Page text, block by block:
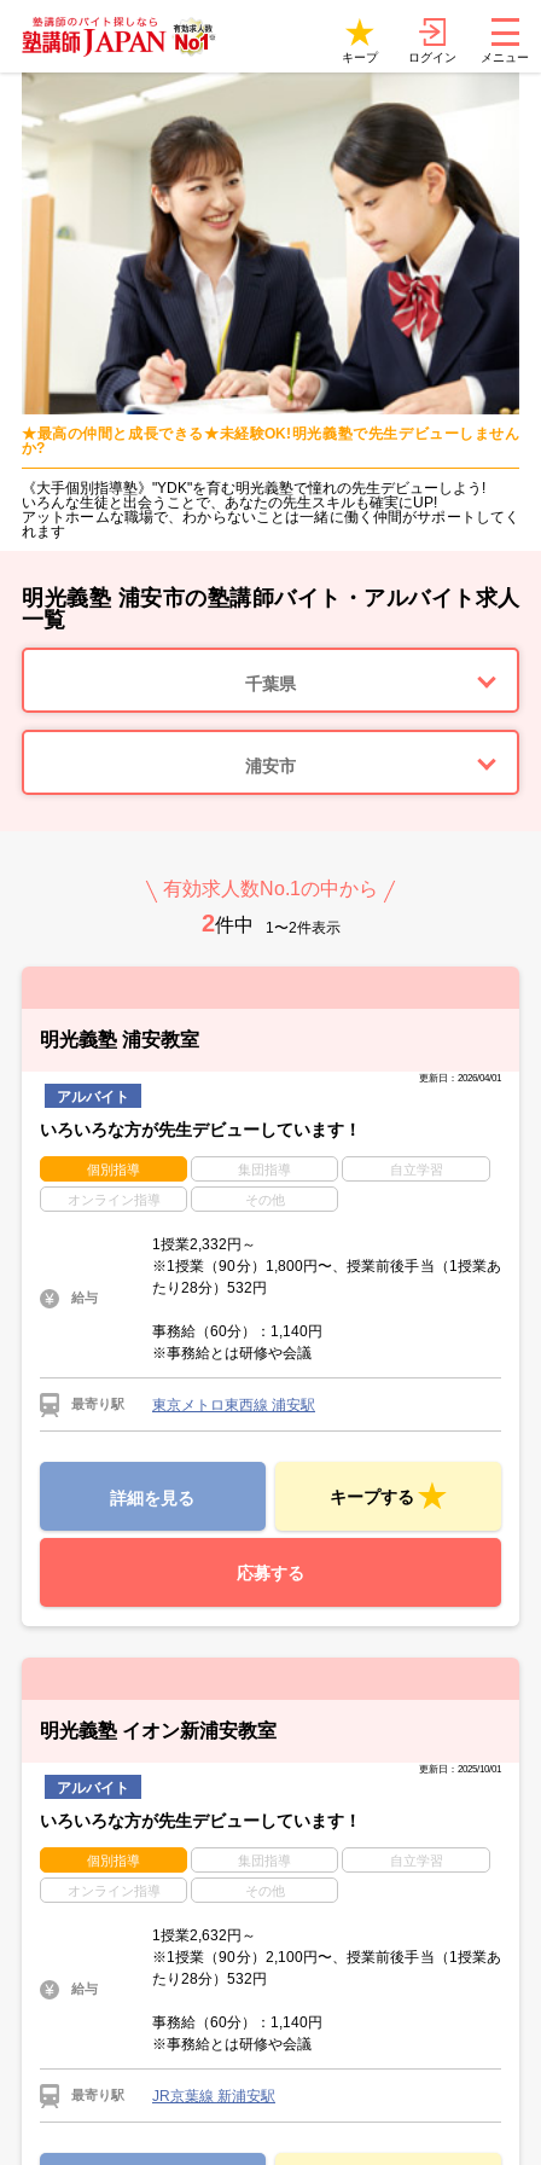
キープ ログイン メニュー
★最高の仲間と成長できる★未経験OK!明光義塾で先生デビューしません
か?
《大手個別指導塾》"YDK"を育む明光義塾で憧れの先生デビューしよう!
いろんな生徒と出会うことで、あなたの先生スキルも確実にUP!
アットホームな職場で、わからないことは一緒に働く仲間がサポートしてく
れます
明光義塾 浦安市の塾講師バイト・アルバイト求人
一覧
千葉県
浦安市
有効求人数No.1の中から
2件中 1〜2件表示
明光義塾 浦安教室
更新日：2026/04/01
アルバイト
いろいろな方が先生デビューしています！
個別指導 集団指導 自立学習
オンライン指導 その他
給与
1授業2,332円～
※1授業（90分）1,800円〜、授業前後手当（1授業あ
たり28分）532円
事務給（60分）：1,140円
※事務給とは研修や会議
最寄り駅 東京メトロ東西線 浦安駅
詳細を見る キープする
応募する
明光義塾 イオン新浦安教室
更新日：2025/10/01
アルバイト
いろいろな方が先生デビューしています！
個別指導 集団指導 自立学習
オンライン指導 その他
給与
1授業2,632円～
※1授業（90分）2,100円〜、授業前後手当（1授業あ
たり28分）532円
事務給（60分）：1,140円
※事務給とは研修や会議
最寄り駅 JR京葉線 新浦安駅